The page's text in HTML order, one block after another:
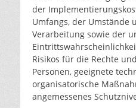
der
Umfangs, der Umstände
Verarbeitung sowie der
Risikos für die Rechte
Personen, geeignete
organisatorische
angemessenes